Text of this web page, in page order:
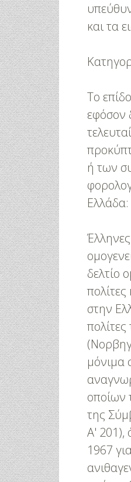
και τα
Το
εφόσον
ή των
Ελλάδα:
δελτίο
στην
μόνιμα
οποίων
της
Α' 201),
1967
Πρωτότυπες Ιδέες
Μανικιούρ!